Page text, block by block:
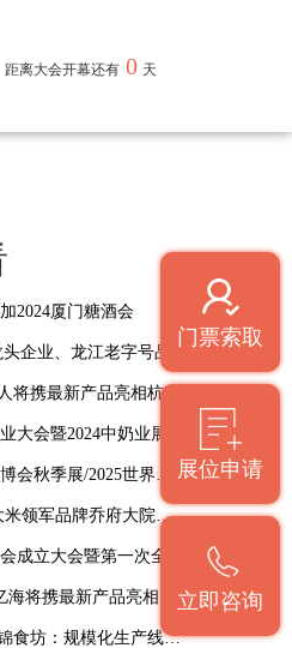
距离大会开幕还有 0 天
门票索取
展位申请
立即咨询
2024厦门糖酒会
老字号品牌即将亮相2024厦门糖酒会
最新产品亮相杭州食餐会
中奶业展览会将于6月武汉举办
烹王盛典暨世界厨师作品交流展招商全面启动
携全系优质产品邀您共聚2024厦门糖酒会
暨第一次全体会员大会成功召开
产品亮相第十五届北京餐饮博览会
规模化生产线赋能面食智造